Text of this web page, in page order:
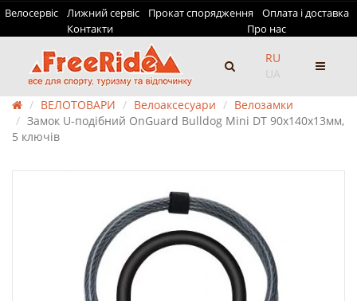
Велосервіс Лижний сервіс Прокат спорядження
Оплата і доставка
Контакти
Про нас
RU
UA
ВЕЛОТОВАРИ Велоаксесуари
Велозамки
Замок U-подібний OnGuard Bulldog Mini DT 90х140х13мм,
5 ключів